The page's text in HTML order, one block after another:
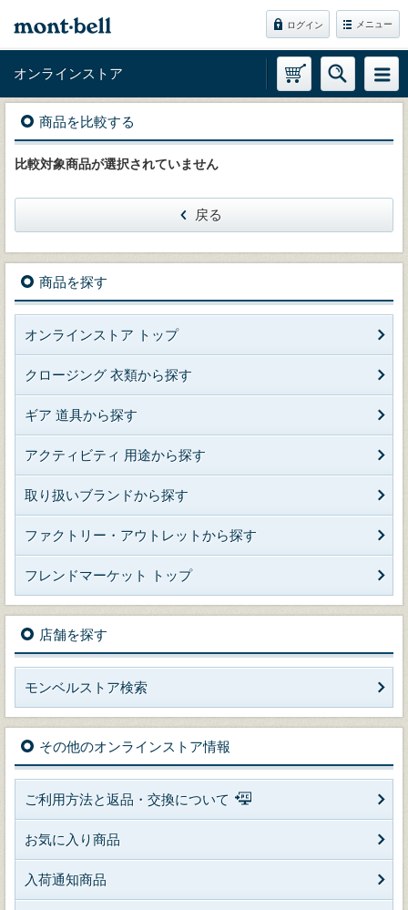
ログイン メニュー
オンラインストア
商品を比較する
比較対象商品が選択されていません
戻る
商品を探す
オンラインストア トップ
クロージング 衣類から探す
ギア 道具から探す
アクティビティ 用途から探す
取り扱いブランドから探す
ファクトリー・アウトレットから探す
フレンドマーケット トップ
店舗を探す
モンベルストア検索
その他のオンラインストア情報
ご利用方法と返品・交換について
お気に入り商品
入荷通知商品